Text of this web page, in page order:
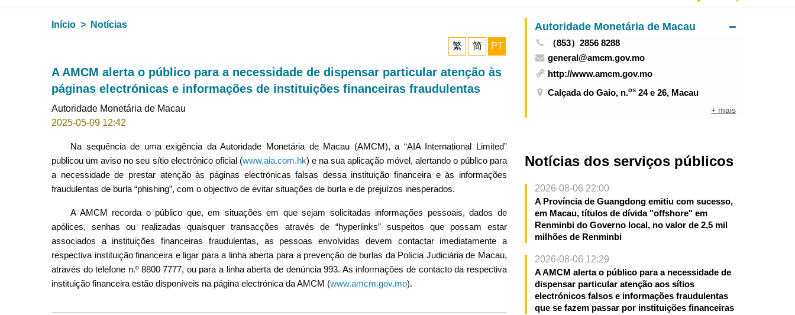
Início Notícias
繁 简 PT
A AMCM alerta o público para a necessidade de dispensar particular atenção às
páginas electrónicas e informações de instituições financeiras fraudulentas
Autoridade Monetária de Macau
2025-05-09 12:42
Na sequência de uma exigência da Autoridade Monetária de Macau (AMCM), a “AIA International Limited”
publicou um aviso no seu sítio electrónico oficial (www.aia.com.hk) e na sua aplicação móvel, alertando o público para
a necessidade de prestar atenção às páginas electrónicas falsas dessa instituição financeira e às informações
fraudulentas de burla “phishing”, com o objectivo de evitar situações de burla e de prejuízos inesperados.
A AMCM recorda o público que, em situações em que sejam solicitadas informações pessoais, dados de
apólices, senhas ou realizadas quaisquer transacções através de “hyperlinks” suspeitos que possam estar
associados a instituições financeiras fraudulentas, as pessoas envolvidas devem contactar imediatamente a
respectiva instituição financeira e ligar para a linha aberta para a prevenção de burlas da Polícia Judiciária de Macau,
através do telefone n.º 8800 7777, ou para a linha aberta de denúncia 993. As informações de contacto da respectiva
instituição financeira estão disponíveis na página electrónica da AMCM (www.amcm.gov.mo).
Autoridade Monetária de Macau
（853）2856 8288
general@amcm.gov.mo
http://www.amcm.gov.mo
Calçada do Gaio, n.os 24 e 26, Macau
+ mais
Notícias dos serviços públicos
2026-08-06 22:00
A Província de Guangdong emitiu com sucesso,
em Macau, títulos de dívida "offshore" em
Renminbi do Governo local, no valor de 2,5 mil
milhões de Renminbi
2026-08-06 12:29
A AMCM alerta o público para a necessidade de
dispensar particular atenção aos sítios
electrónicos falsos e informações fraudulentas
que se fazem passar por instituições financeiras